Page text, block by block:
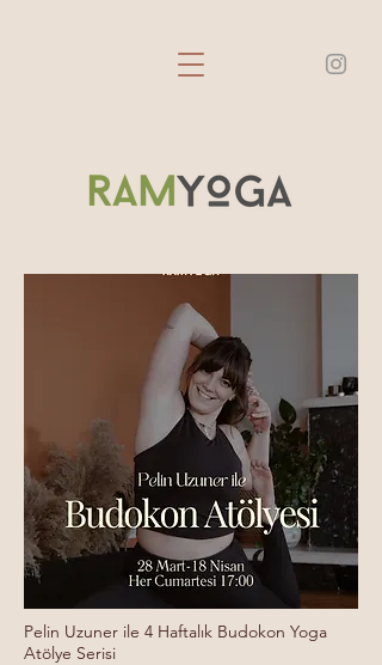
Pelin Uzuner ile 4 Haftalık Budokon Yoga
Atölye Serisi